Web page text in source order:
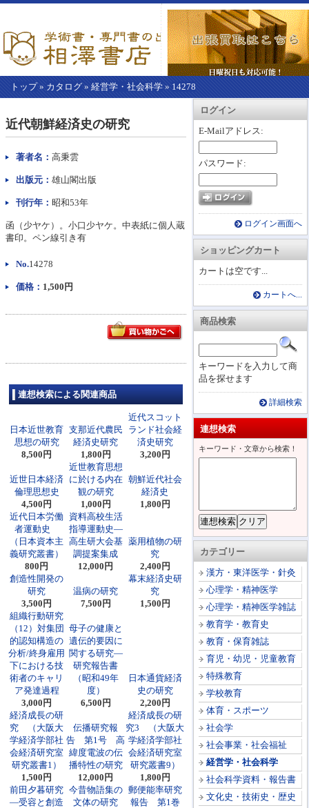
トップ» カタログ » 経営学・社会科学 » 14278
カートを見る
ログイン
E-Mailアドレス:
パスワード:
ログイン画面へ
ショッピングカート
カートは空です...
カートへ...
商品検索
キーワードを入力して商
品を探せます
詳細検索
連想検索
キーワード・文章から検索！
カテゴリー
漢方・東洋医学・針灸
心理学・精神医学
心理学・精神医学雑誌
教育学・教育史
教育・保育雑誌
育児・幼児・児童教育
特殊教育
学校教育
体育・スポーツ
社会学
社会事業・社会福祉
経営学・社会科学
社会科学資料・報告書
文化史・技術史・歴史
こ
か
本
近代朝鮮経済史の研究
著者名： 高秉雲
出版元： 雄山閣出版
刊行年： 昭和53年
函（少ヤケ）。小口少ヤケ。中表紙に個人蔵
書印。ペン線引き有
No.14278
価格： 1,500円
連想検索による関連商品
日本近世教育
思想の研究
8,500円
支那近代農民
経済史研究
1,800円
近代スコット
ランド社会経
済史研究
3,200円
近世日本経済
倫理思想史
4,500円
近世教育思想
に於ける内在
観の研究
1,000円
朝鮮近代社会
経済史
1,800円
近代日本労働
者運動史
（日本資本主
義研究叢書）
800円
資料高校生活
指導運動史―
高生研大会基
調提案集成
12,000円
薬用植物の研
究
2,400円
創造性開発の
研究
3,500円
温病の研究
7,500円
幕末経済史研
究
1,500円
組織行動研究
（12）対集団
的認知構造の
分析/終身雇用
下における技
術者のキャリ
ア発達過程
3,000円
母子の健康と
遺伝的要因に
関する研究―
研究報告書
（昭和49年
度）
6,500円
日本通貨経済
史の研究
2,200円
経済成長の研
究 （大阪大
学経済学部社
会経済研究室
研究叢書1）
1,500円
伝播研究報
告 第1号 高
緯度電波の伝
播特性の研究
12,000円
経済成長の研
究3 （大阪大
学経済学部社
会経済研究室
研究叢書9）
1,800円
前田夕暮研究
―受容と創造
今昔物語集の
文体の研究
郵便能率研究
報告 第1巻